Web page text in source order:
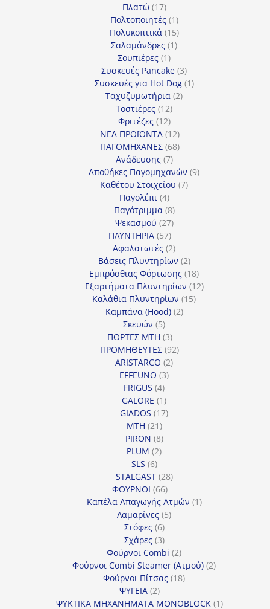
Πλατώ 1717
προϊόντα
Πολτοποιητές 11
προϊόν
Πολυκοπτικά 1515
προϊόντα
Σαλαμάνδρες 11
Σουπιέρες 11
προϊόν
Συσκευές Pancake 33
προϊόντα
Συσκευές για Hot Dog 11
Ταχυζυμωτήρια 22
Τοστιέρες 1212
προϊόντα
Φριτέζες 1212
προϊόντα
ΝΕΑ ΠΡΟΪΟΝΤΑ 1212
προϊόντα
ΠΑΓΟΜΗΧΑΝΕΣ 6868
Ανάδευσης 77
προϊόντα
Αποθήκες Παγομηχανών 99
Καθέτου Στοιχείου 77
Παγολέπι 44
προϊόντα
Παγότριμμα 88
προϊόντα
Ψεκασμού 2727
προϊόντα
ΠΛΥΝΤΗΡΙΑ 5757
προϊόντα
Αφαλατωτές 22
προϊόντα
Βάσεις Πλυντηρίων 22
προϊόντα
Εμπρόσθιας Φόρτωσης 1818
προϊόντα
Εξαρτήματα Πλυντηρίων 1212
Καλάθια Πλυντηρίων 1515
Καμπάνα (Hood) 22
Σκευών 55
προϊόντα
ΠΟΡΤΕΣ MTH 33
προϊόντα
ΠΡΟΜΗΘΕΥΤΕΣ 9292
ARISTARCO 22
EFFEUNO 33
FRIGUS 44
προϊόντα
GALORE 11
προϊόν
GIADOS 1717
MTH 2121
προϊόντα
PIRON 88
προϊόντα
PLUM 22
SLS 66
προϊόντα
STALGAST 2828
ΦΟΥΡΝΟΙ 6666
προϊόντα
Καπέλα Απαγωγής Ατμών 11
Λαμαρίνες 55
Στόφες 66
προϊόντα
Σχάρες 33
προϊόντα
Φούρνοι Combi 22
προϊόντα
Φούρνοι Combi Steamer (Ατμού) 22
Φούρνοι Πίτσας 1818
ΨΥΓΕΙΑ 22
προϊόντα
ΨΥΚΤΙΚΑ ΜΗΧΑΝΗΜΑΤΑ MONOBLOCK 11